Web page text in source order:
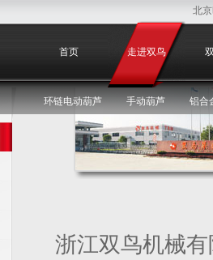
北
首页 走进双鸟
环链电动葫芦 手动葫芦 铝合
浙江双鸟机械